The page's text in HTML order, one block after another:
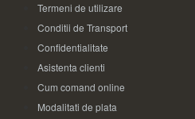
Termeni de utilizare
Conditii de Transport
Confidentialitate
Asistenta clienti
Cum comand online
Modalitati de plata